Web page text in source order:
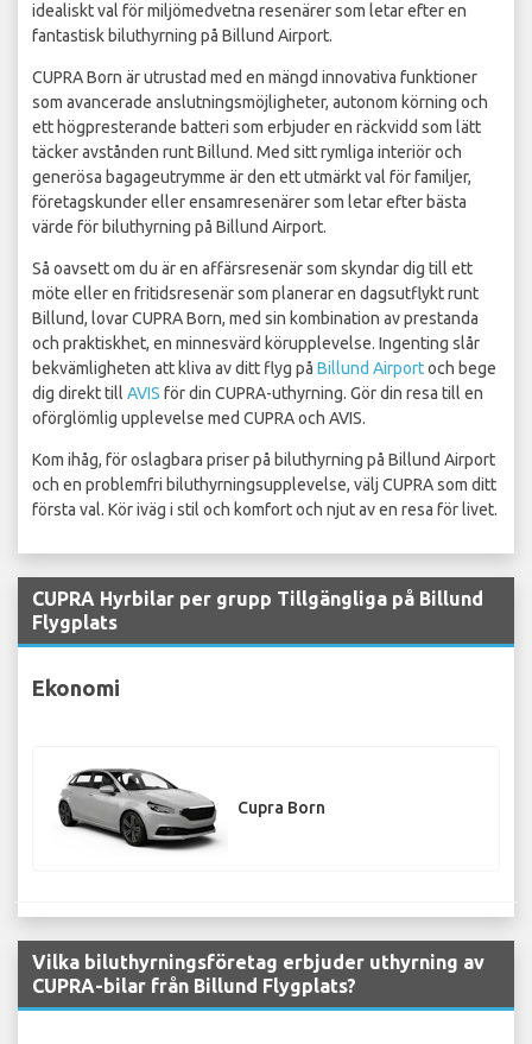
idealiskt val för miljömedvetna resenärer som letar efter en
fantastisk biluthyrning på Billund Airport.
CUPRA Born är utrustad med en mängd innovativa funktioner
som avancerade anslutningsmöjligheter, autonom körning och
ett högpresterande batteri som erbjuder en räckvidd som lätt
täcker avstånden runt Billund. Med sitt rymliga interiör och
generösa bagageutrymme är den ett utmärkt val för familjer,
företagskunder eller ensamresenärer som letar efter bästa
värde för biluthyrning på Billund Airport.
Så oavsett om du är en affärsresenär som skyndar dig till ett
möte eller en fritidsresenär som planerar en dagsutflykt runt
Billund, lovar CUPRA Born, med sin kombination av prestanda
och praktiskhet, en minnesvärd körupplevelse. Ingenting slår
bekvämligheten att kliva av ditt flyg på Billund Airportoch bege
dig direkt till AVIS för din CUPRA-uthyrning. Gör din resa till en
oförglömlig upplevelse med CUPRA och AVIS.
Kom ihåg, för oslagbara priser på biluthyrning på Billund Airport
och en problemfri biluthyrningsupplevelse, välj CUPRA som ditt
första val. Kör iväg i stil och komfort och njut av en resa för livet.
CUPRA Hyrbilar per grupp Tillgängliga på Billund
Flygplats
Ekonomi
Cupra Born
Vilka biluthyrningsföretag erbjuder uthyrning av
CUPRA-bilar från Billund Flygplats?